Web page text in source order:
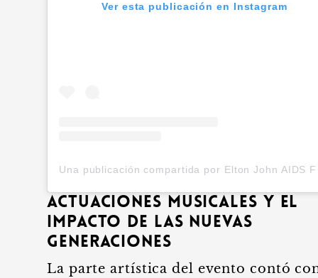
Ver esta publicación en Instagram
Actuaciones musicales y el
impacto de las nuevas
generaciones
La parte artística del evento contó